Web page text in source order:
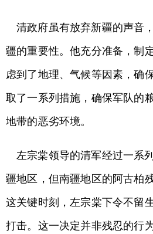
清政府虽有放弃新疆的声音
疆的重要性。他充分准备，制
虑到了地理、气候等因素，确
取了一系列措施，确保军队的
地带的恶劣环境。
左宗棠领导的清军经过一系
疆地区，但南疆地区的阿古柏
这关键时刻，左宗棠下令不留
打击。这一决定并非残忍的行